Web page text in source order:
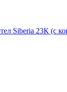
Siberia 23К (с